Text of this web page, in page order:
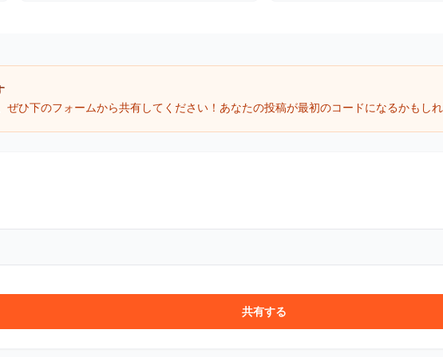
ひ下のフォームから共有してください！あなたの投稿が最初のコードになるかもしれ
共有する